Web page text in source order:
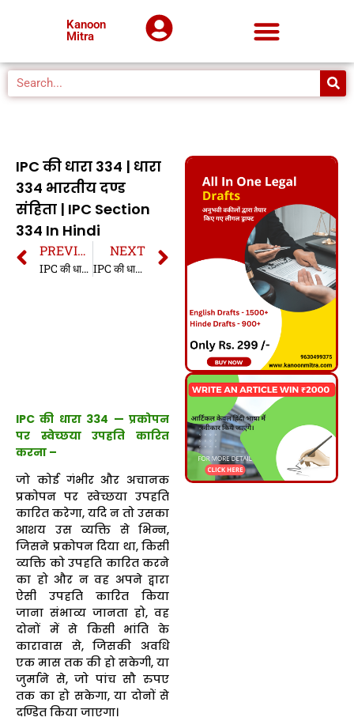
Kanoon
Mitra
IPC की धारा 334 | धारा
334 भारतीय दण्ड
संहिता | IPC Section
334 In Hindi
PREVIOUS
IPC की धारा 333 | धारा 333 भारतीय दण्ड संहिता | IPC Section 333 In Hindi
NEXT
IPC की धारा 335 | धारा 335 भारतीय दण्ड संहिता | IPC Section 335 In Hindi
IPC की धारा 334 — प्रकोपन
पर स्वेच्छया उपहति कारित
करना –
जो कोई गंभीर और अचानक
प्रकोपन पर स्वेच्छया उपहति
कारित करेगा, यदि न तो उसका
आशय उस व्यक्ति से भिन्न,
जिसने प्रकोपन दिया था, किसी
व्यक्ति को उपहति कारित करने
का हो और न वह अपने द्वारा
ऐसी उपहति कारित किया
जाना संभाव्य जानता हो, वह
दोनों में से किसी भांति के
कारावास से, जिसकी अवधि
एक मास तक की हो सकेगी, या
जुर्माने से, जो पांच सौ रुपए
तक का हो सकेगा, या दोनों से
दण्डित किया जाएगा।